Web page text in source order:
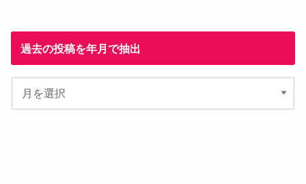
過去の投稿を年月で抽出